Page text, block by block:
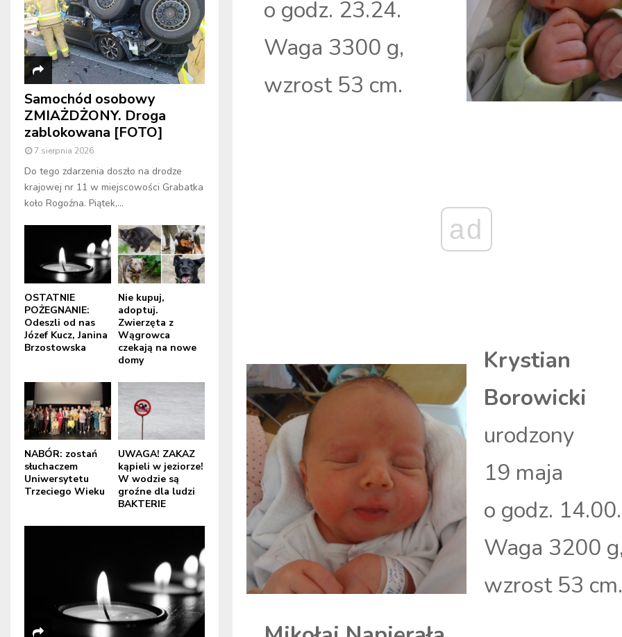
o godz. 23.24.
Waga 3300 g,
wzrost 53 cm.
ad
Krystian
Borowicki
urodzony
19 maja
o godz. 14.00.
Waga 3200
wzrost 53
Samochód osobowy
ZMIAŻDŻONY. Droga
zablokowana [FOTO]
7 sierpnia 2026
Do tego zdarzenia doszło na drodze
krajowej nr 11 w miejscowości Grabatka
koło Rogoźna. Piątek,...
OSTATNIE
POŻEGNANIE:
Odeszli od nas
Józef Kucz, Janina
Brzostowska
Nie kupuj,
adoptuj.
Zwierzęta z
Wągrowca
czekają na nowe
domy
NABÓR: zostań
słuchaczem
Uniwersytetu
Trzeciego Wieku
UWAGA! ZAKAZ
kąpieli w jeziorze!
W wodzie są
groźne dla ludzi
BAKTERIE